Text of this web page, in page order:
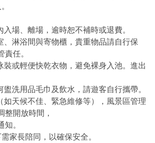
場、離場，逾時恕不補時或退費。
、淋浴間與寄物櫃，貴重物品請自行保
任。
裝或輕便快乾衣物，避免裸身入池。進出
洗用品毛巾及飲水，請遊客自行攜帶。
如天候不佳、緊急維修等），風景區管理
整開放時間，
。
家長陪同，以確保安全。